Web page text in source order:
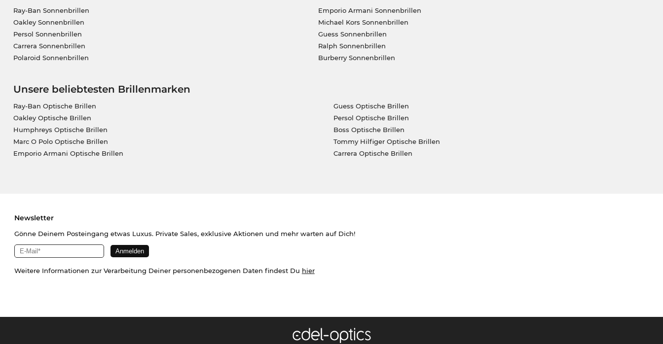
Ray-Ban Sonnenbrillen
Oakley Sonnenbrillen
Persol Sonnenbrillen
Carrera Sonnenbrillen
Polaroid Sonnenbrillen
Emporio Armani Sonnenbrillen
Michael Kors Sonnenbrillen
Guess Sonnenbrillen
Ralph Sonnenbrillen
Burberry Sonnenbrillen
Unsere beliebtesten Brillenmarken
Ray-Ban Optische Brillen
Oakley Optische Brillen
Humphreys Optische Brillen
Marc O Polo Optische Brillen
Emporio Armani Optische Brillen
Guess Optische Brillen
Persol Optische Brillen
Boss Optische Brillen
Tommy Hilfiger Optische Brillen
Carrera Optische Brillen
Newsletter
Gönne Deinem Posteingang etwas Luxus. Private Sales, exklusive Aktionen und mehr warten auf Dich!
Weitere Informationen zur Verarbeitung Deiner personenbezogenen Daten findest Du hier